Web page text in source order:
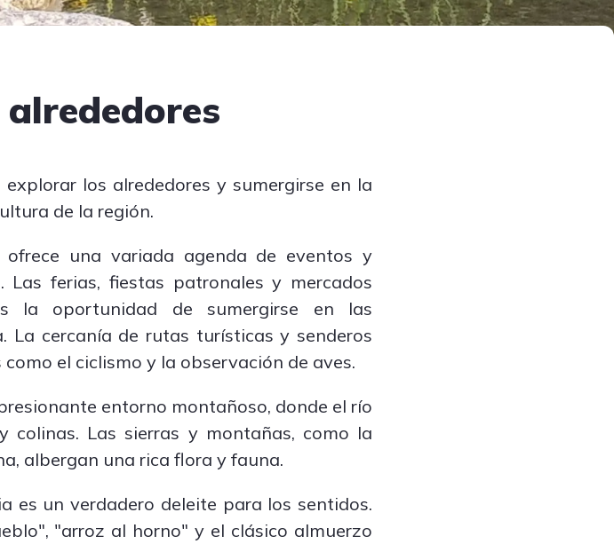
los alrededores y sumergirse en la
de la región.
una variada agenda de eventos y
ferias, fiestas patronales y mercados
la oportunidad de sumergirse en las
La cercanía de rutas turísticas y senderos
el ciclismo y la observación de aves.
entorno montañoso, donde el río
colinas. Las sierras y montañas, como la
albergan una rica flora y fauna.
es un verdadero deleite para los sentidos.
"arroz al horno" y el clásico almuerzo